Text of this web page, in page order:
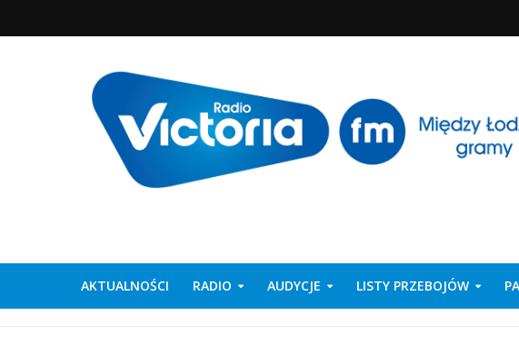
AKTUALNOŚCI RADIO AUDYCJE LISTY PRZEBOJÓW